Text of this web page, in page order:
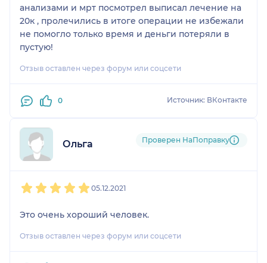
анализами и мрт посмотрел выписал лечение на
20к , пролечились в итоге операции не избежали
не помогло только время и деньги потеряли в
пустую!
Отзыв оставлен через форум или соцсети
0 Источник: ВКонтакте
Ольга Проверен НаПоправку
05.12.2021
Это очень хороший человек.
Отзыв оставлен через форум или соцсети